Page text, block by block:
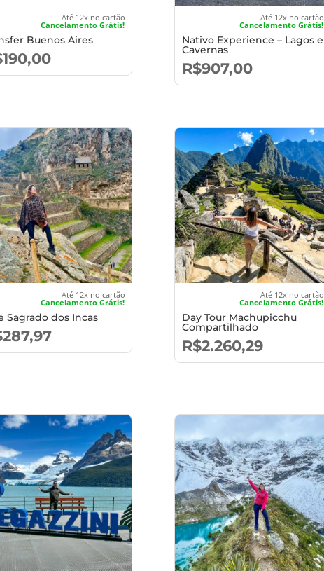
Até 12x no cartão
Cancelamento Grátis!
Buenos Aires
190,00
Até 12x no cartão
Cancelamento Grátis!
Nativo Experience – Lagos e
Cavernas
R$907,00
Até 12x no cartão
Cancelamento Grátis!
Sagrado dos Incas
287,97
Até 12x no cartão
Cancelamento Grátis!
Day Tour Machupicchu
Compartilhado
R$2.260,29